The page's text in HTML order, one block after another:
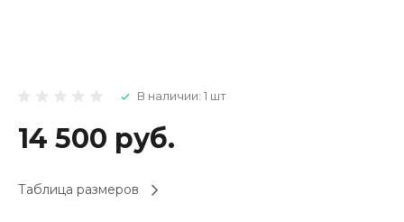
В наличии: 1 шт
14 500 руб.
Таблица размеров